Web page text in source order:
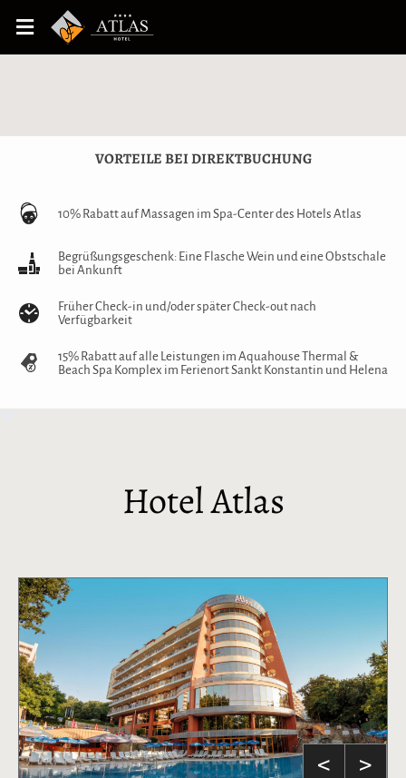
VORTEILE BEI DIREKTBUCHUNG
10% Rabatt auf Massagen im Spa-Center des Hotels Atlas
Begrüßungsgeschenk: Eine Flasche Wein und eine Obstschale
bei Ankunft
Früher Check-in und/oder später Check-out nach
Verfügbarkeit
15% Rabatt auf alle Leistungen im Aquahouse Thermal &
Beach Spa Komplex im Ferienort Sankt Konstantin und Helena
Hotel Atlas
< >